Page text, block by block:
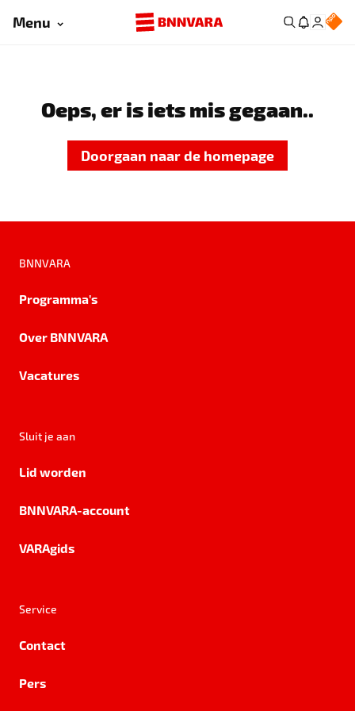
Menu
Oeps, er is iets mis gegaan..
Doorgaan naar de homepage
BNNVARA
Programma's
Over BNNVARA
Vacatures
Sluit je aan
Lid worden
BNNVARA-account
VARAgids
Service
Contact
Pers